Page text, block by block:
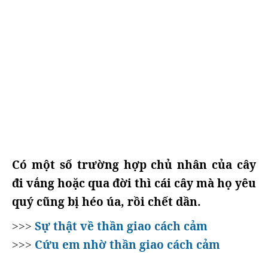
Có một số trường hợp chủ nhân của cây
đi vắng hoặc qua đời thì cái cây mà họ yêu
quý cũng bị héo úa, rồi chết dần.
>>> Sự thật về thần giao cách cảm
>>> Cứu em nhờ thần giao cách cảm